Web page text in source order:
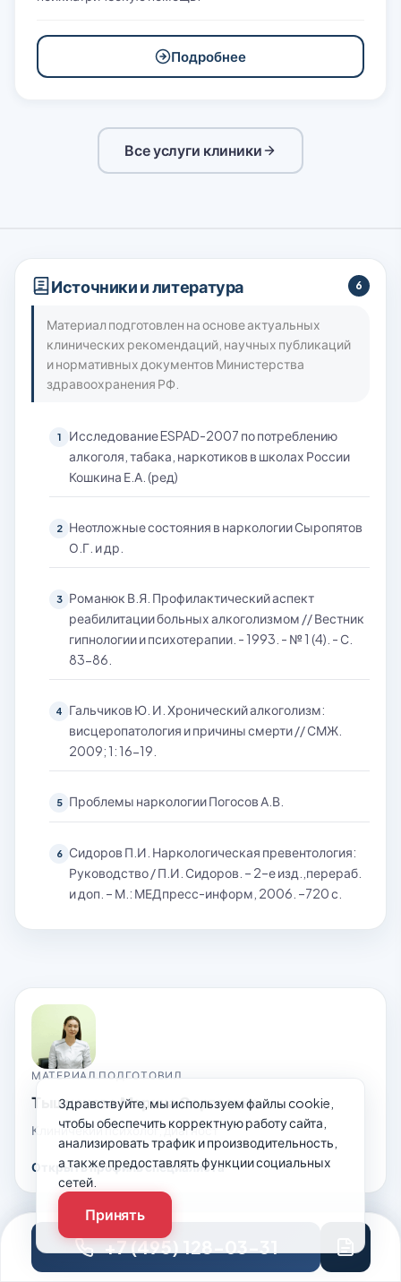
Подробнее
Все услуги клиники
Источники и литература 6
Материал подготовлен на основе актуальных
клинических рекомендаций, научных публикаций
и нормативных документов Министерства
здравоохранения РФ.
1
Исследование ESPAD-2007 по потреблению
алкоголя, табака, наркотиков в школах России
Кошкина Е.А. (ред)
2
Неотложные состояния в наркологии Сыропятов
О.Г. и др.
3
Романюк В.Я. Профилактический аспект
реабилитации больных алкоголизмом // Вестник
гипнологии и психотерапии. - 1993. - № 1 (4). - С.
83-86.
4
Гальчиков Ю. И. Хронический алкоголизм:
висцеропатология и причины смерти // СМЖ.
2009; 1: 16-19.
5 Проблемы наркологии Погосов А.В.
6
Сидоров П.И. Наркологическая превентология:
Руководство / П.И. Сидоров. – 2–е изд.,перераб.
и доп. – М.: МЕДпресс-информ, 2006. –720 с.
МАТЕРИАЛ ПОДГОТОВИЛ
Тышкенова Марина Сергеевна
Клиничекий психолог, диагност
Открыть профиль специалиста
+7 (495) 128-03-31
Здравствуйте, мы используем файлы cookie,
чтобы обеспечить корректную работу сайта,
анализировать трафик и производительность,
а также предоставлять функции социальных
сетей.
Принять